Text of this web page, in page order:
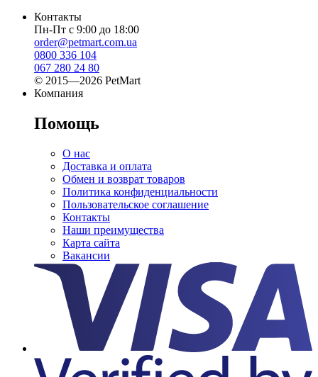
Контакты
Пн-Пт с 9:00 до 18:00
order@petmart.com.ua
0800 336 104
067 280 24 80
© 2015—2026 PetMart
Компания
Помощь
О нас
Доставка и оплата
Обмен и возврат товаров
Политика конфиденциальности
Пользовательское соглашение
Контакты
Наши преимущества
Карта сайта
Вакансии